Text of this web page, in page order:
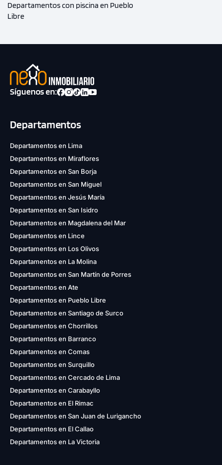
Departamentos con piscina en Pueblo
Libre
Síguenos en:
Departamentos
Departamentos en Lima
Departamentos en Miraflores
Departamentos en San Borja
Departamentos en San Miguel
Departamentos en Jesús María
Departamentos en San Isidro
Departamentos en Magdalena del Mar
Departamentos en Lince
Departamentos en Los Olivos
Departamentos en La Molina
Departamentos en San Martín de Porres
Departamentos en Ate
Departamentos en Pueblo Libre
Departamentos en Santiago de Surco
Departamentos en Chorrillos
Departamentos en Barranco
Departamentos en Comas
Departamentos en Surquillo
Departamentos en Cercado de Lima
Departamentos en Carabayllo
Departamentos en El Rimac
Departamentos en San Juan de Lurigancho
Departamentos en El Callao
Departamentos en La Victoria